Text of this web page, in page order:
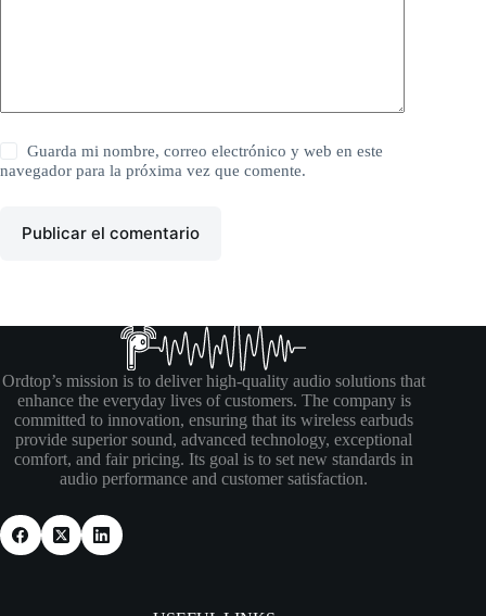
Guarda mi nombre, correo electrónico y web en este
navegador para la próxima vez que comente.
Publicar el comentario
Ordtop’s mission is to deliver high-quality audio solutions that
enhance the everyday lives of customers. The company is
committed to innovation, ensuring that its wireless earbuds
provide superior sound, advanced technology, exceptional
comfort, and fair pricing. Its goal is to set new standards in
audio performance and customer satisfaction.